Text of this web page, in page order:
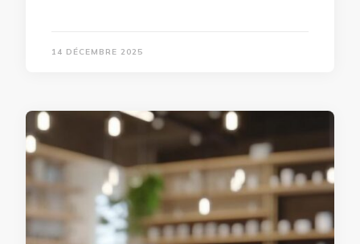
14 DÉCEMBRE 2025